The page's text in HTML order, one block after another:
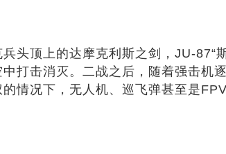
顶上的达摩克利斯之剑，JU-87“
打击消灭。二战之后，随着强击机
情况下，无人机、巡飞弹甚至是